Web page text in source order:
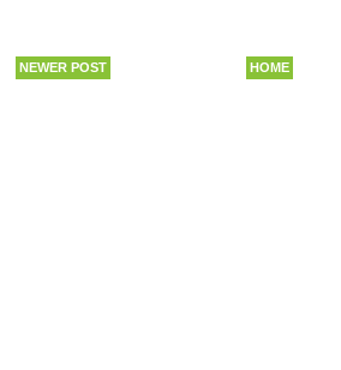
NEWER POST HOME